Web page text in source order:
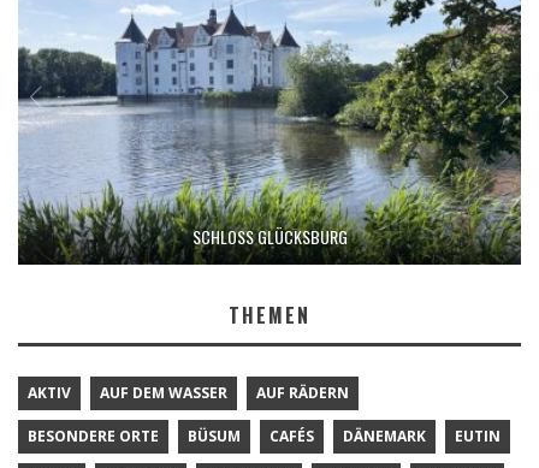
SCHLOSS GLÜCKSBURG
THEMEN
AKTIV AUF DEM WASSER AUF RÄDERN
BESONDERE ORTE BÜSUM CAFÉS DÄNEMARK EUTIN